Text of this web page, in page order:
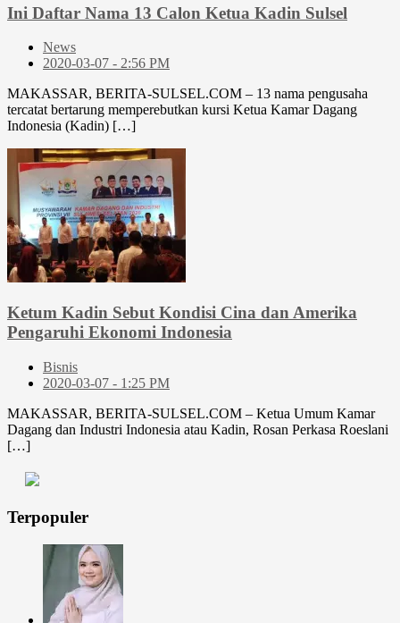
Ini Daftar Nama 13 Calon Ketua Kadin Sulsel
News
2020-03-07 - 2:56 PM
MAKASSAR, BERITA-SULSEL.COM – 13 nama pengusaha
tercatat bertarung memperebutkan kursi Ketua Kamar Dagang
Indonesia (Kadin) […]
Ketum Kadin Sebut Kondisi Cina dan Amerika
Pengaruhi Ekonomi Indonesia
Bisnis
2020-03-07 - 1:25 PM
MAKASSAR, BERITA-SULSEL.COM – Ketua Umum Kamar
Dagang dan Industri Indonesia atau Kadin, Rosan Perkasa Roeslani
[…]
Terpopuler